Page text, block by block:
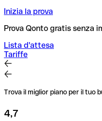
Inizia la prova
Prova Qonto gratis senza
Lista d'attesa
Tariffe
Trova il miglior piano per il tuo
4,7